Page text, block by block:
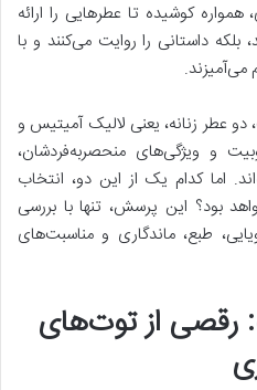
کوشیده تا عطرهایی را ارائه
بلکه داستانی را روایت می‌کنند و با
عطر زنانه، یعنی لالیک آمیتیس و
و ویژگی‌های منحصربه‌فردشان،
اما کدام یک از این دو، انتخاب
بود؟ این پرسش، تنها با بررسی
طبع، ماندگاری و مناسبت‌های
رقصی از توت‌های